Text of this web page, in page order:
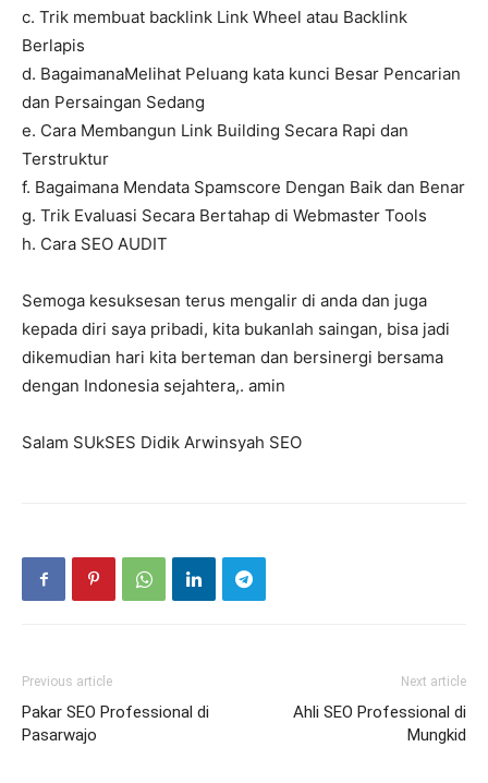
c. Trik membuat backlink Link Wheel atau Backlink
Berlapis
d. BagaimanaMelihat Peluang kata kunci Besar Pencarian
dan Persaingan Sedang
e. Cara Membangun Link Building Secara Rapi dan
Terstruktur
f. Bagaimana Mendata Spamscore Dengan Baik dan Benar
g. Trik Evaluasi Secara Bertahap di Webmaster Tools
h. Cara SEO AUDIT
Semoga kesuksesan terus mengalir di anda dan juga
kepada diri saya pribadi, kita bukanlah saingan, bisa jadi
dikemudian hari kita berteman dan bersinergi bersama
dengan Indonesia sejahtera,. amin
Salam SUkSES Didik Arwinsyah SEO
Previous article
Pakar SEO Professional di
Pasarwajo
Next article
Ahli SEO Professional di
Mungkid